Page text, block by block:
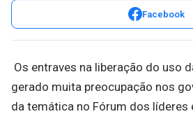
Facebook
Os entraves na liberação do uso
gerado muita preocupação nos
da temática no Fórum dos líderes